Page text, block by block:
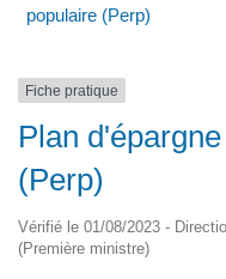
populaire (Perp)
Fiche pratique
Plan
(Perp)
Vérifié le 01/08/2023 -
(Première ministre)